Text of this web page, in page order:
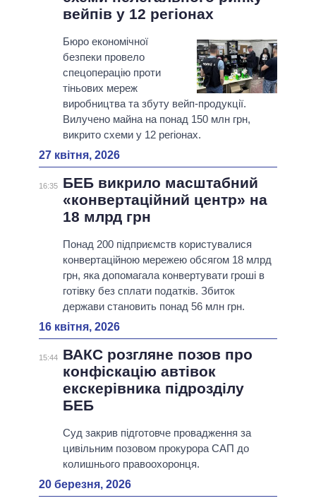
вейпів у 12 регіонах
Бюро економічної
безпеки провело
спецоперацію проти
тіньових мереж
виробництва та збуту вейп-продукції.
Вилучено майна на понад 150 млн грн,
викрито схеми у 12 регіонах.
27 квітня, 2026
16:35
БЕБ викрило масштабний
«конвертаційний центр» на
18 млрд грн
Понад 200 підприємств користувалися
конвертаційною мережею обсягом 18 млрд
грн, яка допомагала конвертувати гроші в
готівку без сплати податків. Збиток
держави становить понад 56 млн грн.
16 квітня, 2026
15:44
ВАКС розгляне позов про
конфіскацію автівок
екскерівника підрозділу
БЕБ
Суд закрив підготовче провадження за
цивільним позовом прокурора САП до
колишнього правоохоронця.
20 березня, 2026